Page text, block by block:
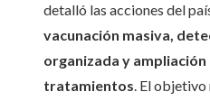
detalló las acciones del
vacunación masiva,
organizada y ampliación
tratamientos. El objetivo